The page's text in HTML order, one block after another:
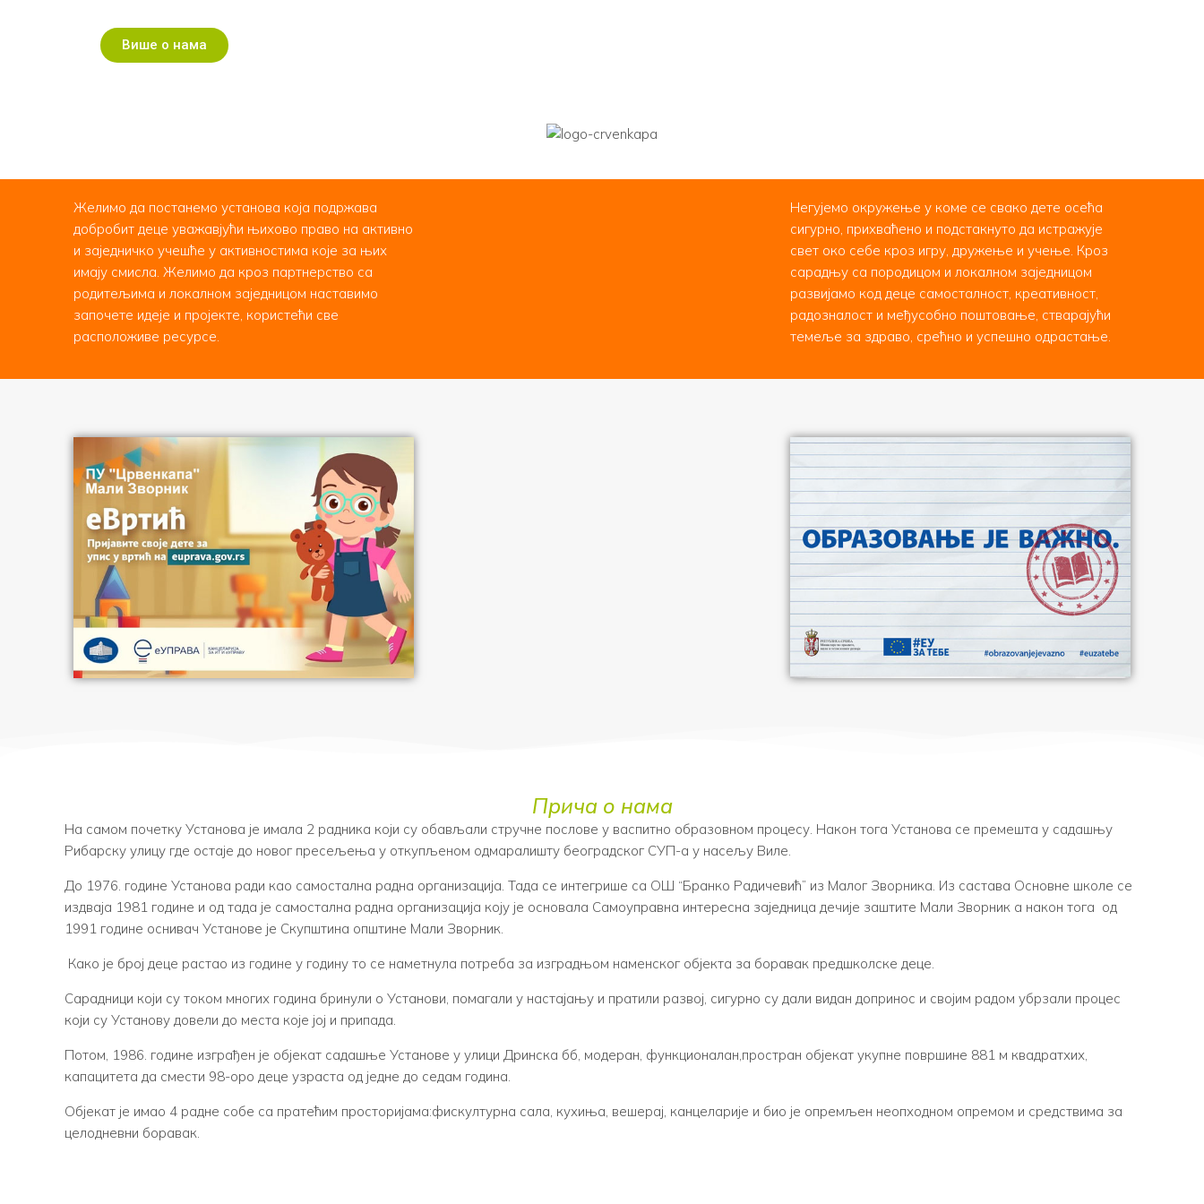
Више о нама
Желимо да постанемо установа која подржава
добробит деце уважавјући њихово право на активно
и заједничко учешће у активностима које за њих
имају смисла. Желимо да кроз партнерство са
родитељима и локалном заједницом наставимо
започете идеје и пројекте, користећи све
расположиве ресурсе.
Негујемо окружење у коме се свако дете осећа
сигурно, прихваћено и подстакнуто да истражује
свет око себе кроз игру, дружење и учење. Кроз
сарадњу са породицом и локалном заједницом
развијамо код деце самосталност, креативност,
радозналост и међусобно поштовање, стварајући
темеље за здраво, срећно и успешно одрастање.
Прича о нама
На самом почетку Установа је имала 2 радника који су обављали стручне послове у васпитно образовном процесу. Након тога Установа се премешта у садашњу
Рибарску улицу где остаје до новог пресељења у откупљеном одмаралишту београдског СУП-а у насељу Виле.
До 1976. године Установа ради као самостална радна организација. Тада се интегрише са ОШ “Бранко Радичевић” из Малог Зворника. Из састава Основне школе се
издваја 1981 године и од тада је самостална радна организација коју је основала Самоуправна интересна заједница дечије заштите Мали Зворник а након тога од
1991 године оснивач Установе је Скупштина општине Мали Зворник.
Како је број деце растао из године у годину то се наметнула потреба за изградњом наменског објекта за боравак предшколске деце.
Сарадници који су током многих година бринули о Установи, помагали у настајању и пратили развој, сигурно су дали видан допринос и својим радом убрзали процес
који су Установу довели до места које јој и припада.
Потом, 1986. године изграђен је објекат садашње Установе у улици Дринска бб, модеран, функционалан,простран објекат укупне површине 881 м квадратхих,
капацитета да смести 98-оро деце узраста од једне до седам година.
Објекат је имао 4 радне собе са пратећим просторијама:фискултурна сала, кухиња, вешерај, канцеларије и био је опремљен неопходном опремом и средствима за
целодневни боравак.